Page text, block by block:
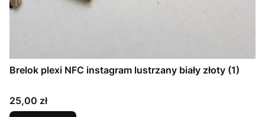
Brelok plexi NFC instagram lustrzany biały złoty (1)
Cena
25,00 zł